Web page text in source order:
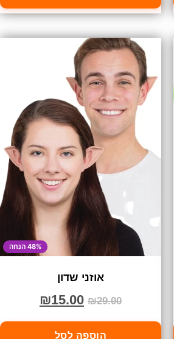
48% הנחה
אוזני שדון
₪29.00
₪15.00
הוספה לסל